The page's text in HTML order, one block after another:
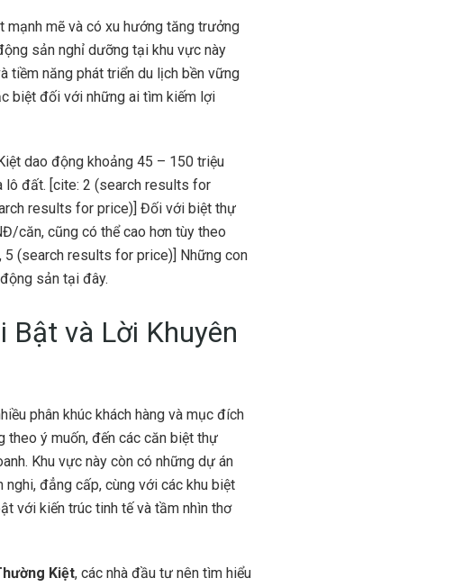
mạnh mẽ và có xu hướng tăng trưởng
sản nghỉ dưỡng tại khu vực này
tiềm năng phát triển du lịch bền vững
biệt đối với những ai tìm kiếm lợi
dao động khoảng 45 – 150 triệu
lô đất. [cite: 2 (search results for
results for price)] Đối với biệt thự
căn, cũng có thể cao hơn tùy theo
(search results for price)] Những con
sản tại đây.
Bật và Lời Khuyên
phân khúc khách hàng và mục đích
theo ý muốn, đến các căn biệt thự
Khu vực này còn có những dự án
đẳng cấp, cùng với các khu biệt
với kiến trúc tinh tế và tầm nhìn thơ
Kiệt, các nhà đầu tư nên tìm hiểu